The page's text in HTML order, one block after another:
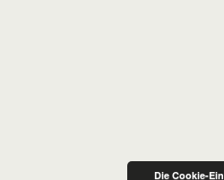
Die Cookie-